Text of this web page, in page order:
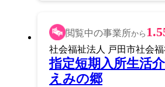
閲覧中の事業所から
社会福祉法人 戸田市社会福
指定短期入所生活
えみの郷